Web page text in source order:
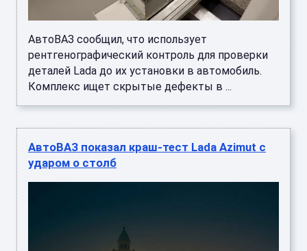
АвтоВАЗ сообщил, что использует
рентгенографический контроль для проверки
деталей Lada до их установки в автомобиль.
Комплекс ищет скрытые дефекты в ...
АвтоВАЗ показал краш-тест Lada Azimut с
ударом о столб